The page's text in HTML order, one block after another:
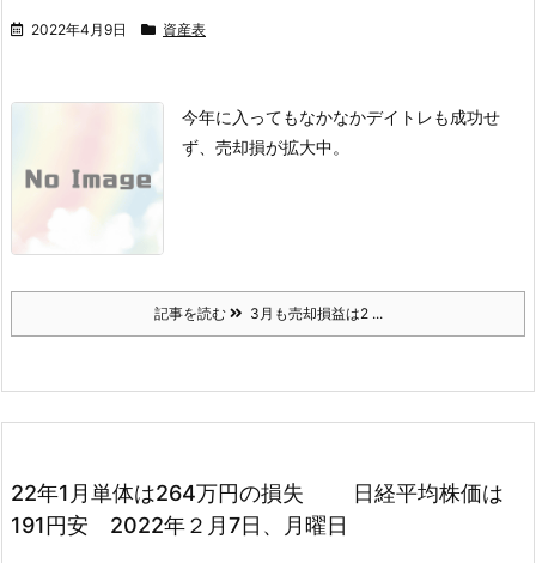
2022年4月9日 資産表
今年に入ってもなかなかデイトレも成功せ
ず、売却損が拡大中。
記事を読む 3月も売却損益は2 ...
22年1月単体は264万円の損失 日経平均株価は
191円安 2022年２月7日、月曜日